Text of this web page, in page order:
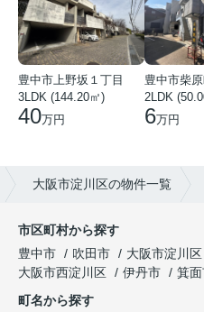
豊中市上野坂１丁目
3LDK (144.20㎡)
40万円
豊中市柴
2LDK
6万円
大阪市淀川区の物件一覧
市区町村から探す
豊中市
吹田市 大阪市淀川区
大阪市西淀川区
伊丹市 箕
町名から探す